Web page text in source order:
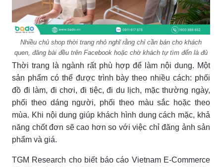
Nhiều chủ shop thời trang nhỏ nghĩ rằng chỉ cần bán cho khách
quen, đăng bài đều trên Facebook hoặc chờ khách tự tìm đến là đủ
Thời trang là ngành rất phù hợp để làm nội dung. Một
sản phẩm có thể được trình bày theo nhiều cách: phối
đồ đi làm, đi chơi, đi tiệc, đi du lịch, mặc thường ngày,
phối theo dáng người, phối theo màu sắc hoặc theo
mùa. Khi nội dung giúp khách hình dung cách mặc, khả
năng chốt đơn sẽ cao hơn so với việc chỉ đăng ảnh sản
phẩm và giá.
TGM Research cho biết báo cáo Vietnam E-Commerce